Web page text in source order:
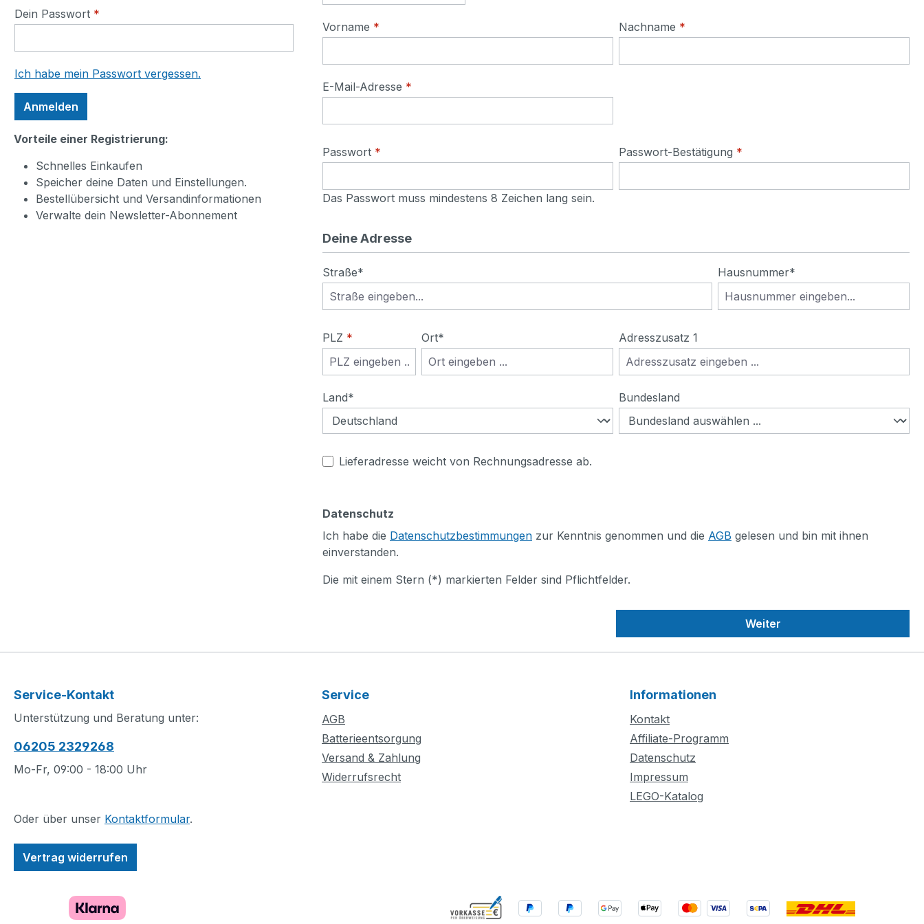
Dein Passwort *
Ich habe mein Passwort vergessen.
Anmelden
Vorteile einer Registrierung:
Schnelles Einkaufen
Speicher deine Daten und Einstellungen.
Bestellübersicht und Versandinformationen
Verwalte dein Newsletter-Abonnement
Vorname * Nachname *
E-Mail-Adresse *
Passwort *
Das Passwort muss mindestens 8 Zeichen lang sein.
Passwort-Bestätigung *
Deine Adresse
Straße* Hausnummer*
PLZ * Ort* Adresszusatz 1
Land* Bundesland
Lieferadresse weicht von Rechnungsadresse ab.
Datenschutz
Ich habe die Datenschutzbestimmungen zur Kenntnis genommen und die AGB gelesen und bin mit ihnen
einverstanden.
Die mit einem Stern (*) markierten Felder sind Pflichtfelder.
Weiter
Service-Kontakt
Unterstützung und Beratung unter:
06205 2329268
Mo-Fr, 09:00 - 18:00 Uhr
Oder über unser Kontaktformular.
Vertrag widerrufen
Service
AGB
Batterieentsorgung
Versand & Zahlung
Widerrufsrecht
Informationen
Kontakt
Affiliate-Programm
Datenschutz
Impressum
LEGO-Katalog